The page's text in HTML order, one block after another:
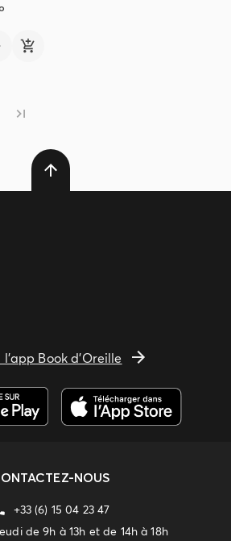
l'app Book d'Oreille
NOUS
+33 (6) 15 04 23 47
de 9h à 13h et de 14h à 18h